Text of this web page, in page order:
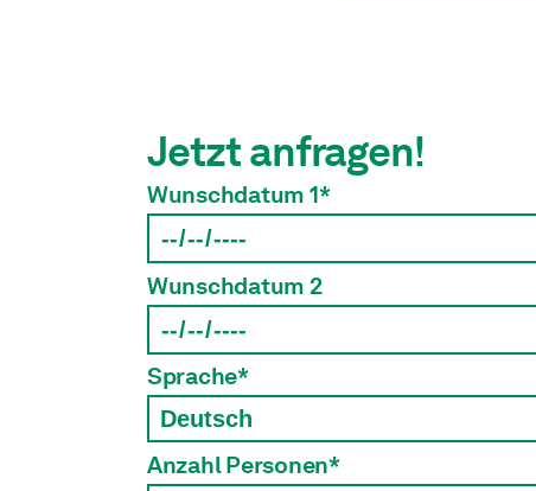
Jetzt anfragen!
Wunschdatum 1*
Wunschdatum 2
Sprache*
Anzahl Personen*